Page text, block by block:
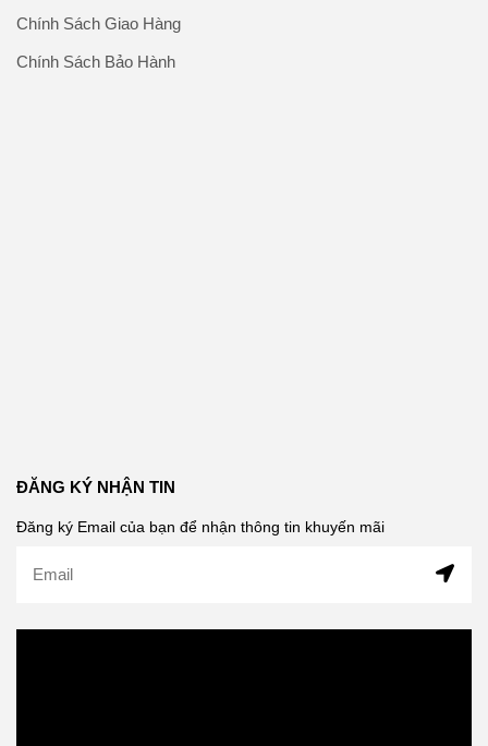
Chính Sách Giao Hàng
Chính Sách Bảo Hành
ĐĂNG KÝ NHẬN TIN
Đăng ký Email của bạn để nhận thông tin khuyến mãi